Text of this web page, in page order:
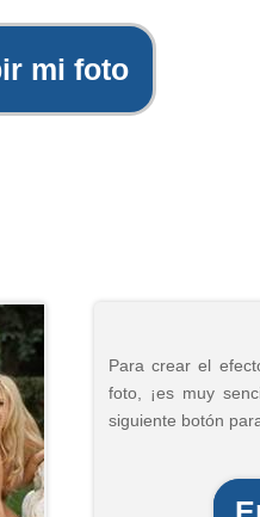
mi foto
Para crear el
foto, ¡es muy
siguiente botón